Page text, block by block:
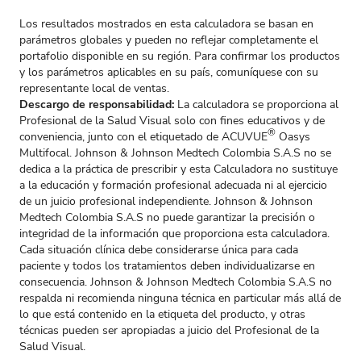
Los resultados mostrados en esta calculadora se basan en
parámetros globales y pueden no reflejar completamente el
portafolio disponible en su región. Para confirmar los productos
y los parámetros aplicables en su país, comuníquese con su
representante local de ventas.
Descargo de responsabilidad: La calculadora se proporciona al
Profesional de la Salud Visual solo con fines educativos y de
conveniencia, junto con el etiquetado de ACUVUE® Oasys
Multifocal. Johnson & Johnson Medtech Colombia S.A.S no se
dedica a la práctica de prescribir y esta Calculadora no sustituye
a la educación y formación profesional adecuada ni al ejercicio
de un juicio profesional independiente. Johnson & Johnson
Medtech Colombia S.A.S no puede garantizar la precisión o
integridad de la información que proporciona esta calculadora.
Cada situación clínica debe considerarse única para cada
paciente y todos los tratamientos deben individualizarse en
consecuencia. Johnson & Johnson Medtech Colombia S.A.S no
respalda ni recomienda ninguna técnica en particular más allá de
lo que está contenido en la etiqueta del producto, y otras
técnicas pueden ser apropiadas a juicio del Profesional de la
Salud Visual.